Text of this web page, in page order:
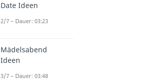
Date Ideen
2/7 – Dauer: 03:23
Mädelsabend
Ideen
3/7 – Dauer: 03:48